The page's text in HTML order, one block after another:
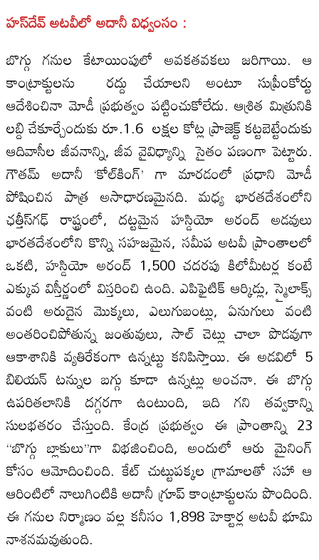
హస్‌దేవ్‌ అటవీలో అదానీ విధ్వంసం :
బొగ్గు గనుల కేటాయింపులో అవకతవకలు జరిగాయి. ఆ
కాంట్రాక్టులను రద్దు చేయాలని అంటూ సుప్రీంకోర్టు
ఆదేశించినా మోడీ ప్రభుత్వం పట్టించుకోలేదు. ఆశ్రిత మిత్రునికి
లబ్ది చేకూర్చేందుకు రూ.1.6 లక్షల కోట్ల ప్రాజెక్ట్‌ కట్టబెట్టేందుకు
ఆదివాసీల జీవనాన్ని, జీవ వైవిధ్యాన్ని సైతం పణంగా పెట్టారు.
గౌతమ్‌ అదానీ ‘కోల్‌కింగ్‌’ గా మారడంలో ప్రధాని మోడీ
పోషించిన పాత్ర అసాధారణమైనది. మధ్య భారతదేశంలోని
ఛత్తీస్‌గఢ్‌ రాష్ట్రంలో, దట్టమైన హస్డియో అరంద్‌ అడవులు
భారతదేశంలోని కొన్ని సహజమైన, సమీప అటవీ ప్రాంతాలలో
ఒకటి, హస్డియో అరంద్‌ 1,500 చదరపు కిలోమీటర్ల కంటే
ఎక్కువ విస్తీర్ణంలో విస్తరించి ఉంది. ఎపిఫైటిక్‌ ఆర్కిడ్లు, స్మైలాక్స్‌
వంటి అరుదైన మొక్కలు, ఎలుగుబంట్లు, ఏనుగులు వంటి
అంతరించిపోతున్న జంతువులు, సాల్‌ చెట్లు చాలా పొడవుగా
ఆకాశానికి వ్యతిరేకంగా ఉన్నట్టు కనిపిస్తాయి. ఈ అడవిలో 5
బిలియన్‌ టన్నుల బగ్గు కూడా ఉన్నట్లు అంచనా. ఈ బొగ్గు
ఉపరితలానికి దగ్గరగా ఉంటుంది, ఇది గని తవ్వకాన్ని
సులభతరం చేస్తుంది. కేంద్ర ప్రభుత్వం ఈ ప్రాంతాన్ని 23
‘‘బొగ్గు బ్లాకులు’’గా విభజించింది, అందులో ఆరు మైనింగ్‌
కోసం ఆమోదించింది. కేట్‌ చుట్టుపక్కల గ్రామాలతో సహా ఆ
ఆరింటిలో నాలుగింటికి అదానీ గ్రూప్‌ కాంట్రాక్టులను పొందింది.
ఈ గనుల నిర్మాణం వల్ల కనీసం 1,898 హెక్టార్ల అటవీ భూమి
నాశనమవుతుంది.